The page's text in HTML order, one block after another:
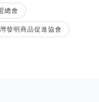
總會
發明商品促進協會